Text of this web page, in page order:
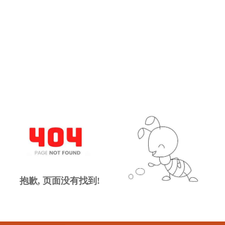
抱歉, 页面没有找到!